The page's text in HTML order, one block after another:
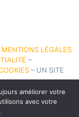
MENTIONS LÉGALES
–
– UN SITE
améliorer votre
avec votre